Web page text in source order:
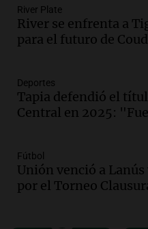
Nacional del
variedad “ultra
Juntos
tras las críticas de
humanos que
Noticias Rosario
Audio.
alrededores por
condiciones de
River Plate
River se enfrenta a
para el futuro de
Deportes
Tapia defendió el
Central en 2025:
Fútbol
Unión venció a
por el Torneo